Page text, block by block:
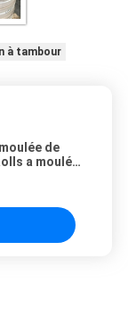
à tambour
de
a moulé